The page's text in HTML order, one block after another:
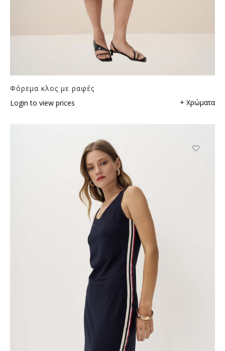
Φόρεμα κλος με ραφές
Login to view prices
+ Χρώματα